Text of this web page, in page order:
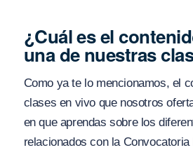
¿Cuál es el
una de nuestras
Como ya te lo mencionamos, el
clases en vivo que nosotros
en que aprendas sobre los
relacionados con la